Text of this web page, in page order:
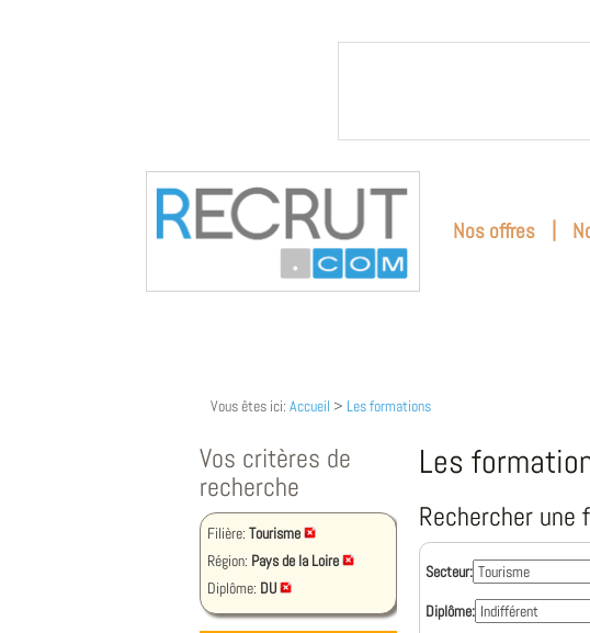
Nos offres |
Vous êtes ici: Accueil > Les formations
Vos critères de
recherche
Filière: Tourisme
Région: Pays de la Loire
Diplôme: DU
Les
Rechercher une
Secteur:
Diplôme: